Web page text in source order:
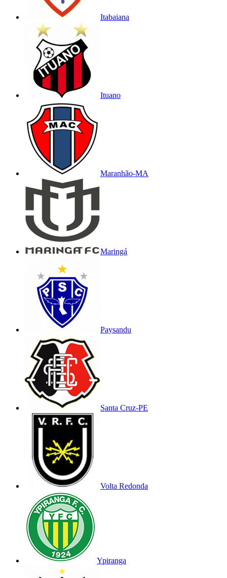
Itabaiana
Ituano
Maranhão-MA
Maringá
Paysandu
Santa Cruz-PE
Volta Redonda
Ypiranga